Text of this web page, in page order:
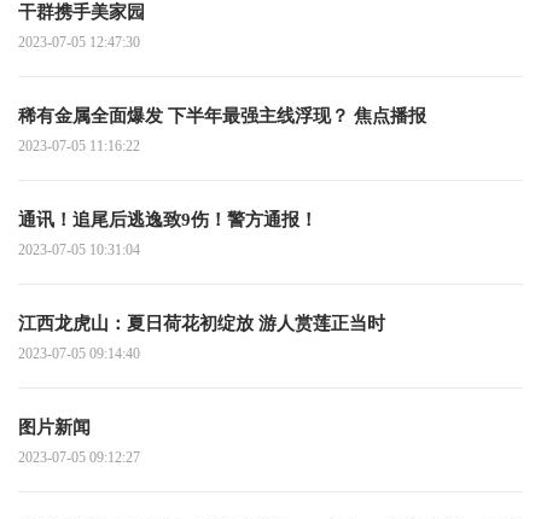
干群携手美家园
2023-07-05 12:47:30
稀有金属全面爆发 下半年最强主线浮现？ 焦点播报
2023-07-05 11:16:22
通讯！追尾后逃逸致9伤！警方通报！
2023-07-05 10:31:04
江西龙虎山：夏日荷花初绽放 游人赏莲正当时
2023-07-05 09:14:40
图片新闻
2023-07-05 09:12:27